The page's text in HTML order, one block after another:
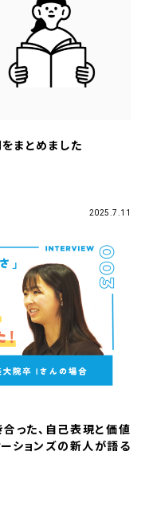
まとめました
2025.7.11
った、自己表現と価値
ションズの新人が語る